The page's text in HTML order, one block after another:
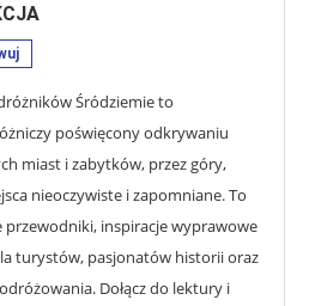
Śródziemie to
poświęcony odkrywaniu
miast i zabytków, przez góry,
nieoczywiste i zapomniane. To
przewodniki, inspiracje wyprawowe
turystów, pasjonatów historii oraz
Dołącz do lektury i